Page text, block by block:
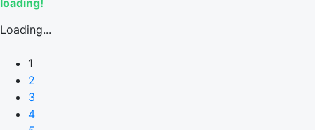
Loading...
1
2
3
4